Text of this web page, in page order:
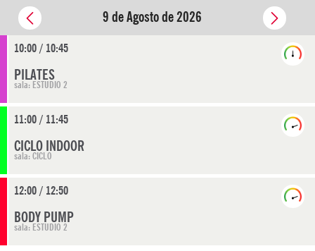
9 de Agosto de 2026
10:00 / 10:45
PILATES
sala: ESTUDIO 2
11:00 / 11:45
CICLO INDOOR
sala: CICLO
12:00 / 12:50
BODY PUMP
sala: ESTUDIO 2